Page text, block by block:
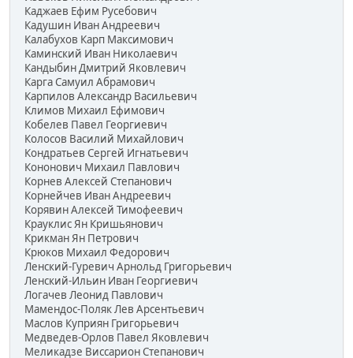
Каджаев Ефим Русебович
Кадушин Иван Андреевич
Калабухов Карп Максимович
Каминский Иван Николаевич
Кандыбин Дмитрий Яковлевич
Карга Самуил Абрамович
Карпилов Александр Васильевич
Климов Михаил Ефимович
Кобелев Павел Георгиевич
Колосов Василий Михайлович
Кондратьев Сергей Игнатьевич
Кононович Михаил Павлович
Корнев Алексей Степанович
Корнейчев Иван Андреевич
Корявин Алексей Тимофеевич
Крауклис Ян Кришьянович
Крикман Ян Петрович
Крюков Михаил Федорович
Ленский-Гуревич Арнольд Григорьевич
Ленский-Ильин Иван Георгиевич
Логачев Леонид Павлович
Мамендос-Поляк Лев Арсентьевич
Маслов Куприян Григорьевич
Медведев-Орлов Павел Яковлевич
Меликадзе Виссарион Степанович